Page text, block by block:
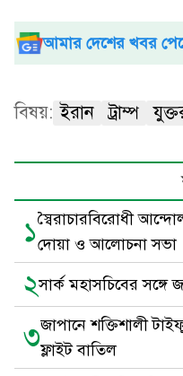
আমার দেশের খবর
বিষয়: ইরান ট্রাম্প
১স্বৈরাচারবিরোধী
দোয়া ও আলোচনা সভা
২সার্ক মহাসচিবের সঙ্গে
৩জাপানে শক্তিশালী
ফ্লাইট বাতিল